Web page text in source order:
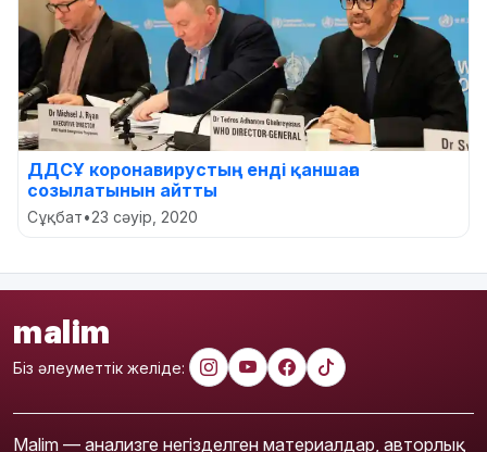
ДДСҰ коронавирустың енді қаншаға
созылатынын айтты
Сұқбат•23 сәуір, 2020
malim
Біз әлеуметтік желіде:
Malim — анализге негізделген материалдар, авторлық